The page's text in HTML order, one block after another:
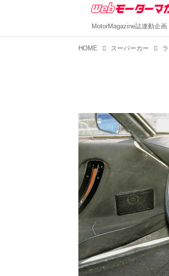
MotorMagazine誌連動企画
HOME スーパーカー